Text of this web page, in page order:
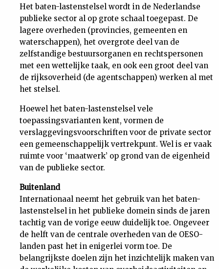
Het baten-lastenstelsel wordt in de Nederlandse
publieke sector al op grote schaal toegepast. De
lagere overheden (provincies, gemeenten en
waterschappen), het overgrote deel van de
zelfstandige bestuursorganen en rechtspersonen
met een wettelijke taak, en ook een groot deel van
de rijksoverheid (de agentschappen) werken al met
het stelsel.
Hoewel het baten-lastenstelsel vele
toepassingsvarianten kent, vormen de
verslaggevingsvoorschriften voor de private sector
een gemeenschappelijk vertrekpunt. Wel is er vaak
ruimte voor ‘maatwerk’ op grond van de eigenheid
van de publieke sector.
Buitenland
Internationaal neemt het gebruik van het baten-
lastenstelsel in het publieke domein sinds de jaren
tachtig van de vorige eeuw duidelijk toe. Ongeveer
de helft van de centrale overheden van de OESO-
landen past het in enigerlei vorm toe. De
belangrijkste doelen zijn het inzichtelijk maken van